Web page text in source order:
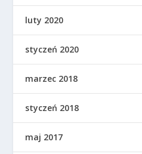
luty 2020
styczeń 2020
marzec 2018
styczeń 2018
maj 2017